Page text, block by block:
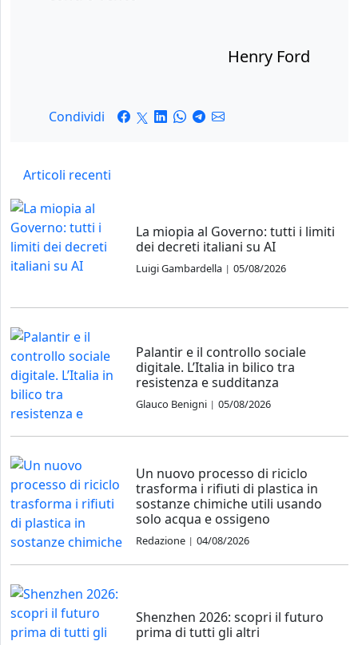
Henry Ford
Condividi
Articoli recenti
La miopia al Governo: tutti i limiti
dei decreti italiani su AI
Luigi Gambardella | 05/08/2026
Palantir e il controllo sociale
digitale. L’Italia in bilico tra
resistenza e sudditanza
Glauco Benigni | 05/08/2026
Un nuovo processo di riciclo
trasforma i rifiuti di plastica in
sostanze chimiche utili usando
solo acqua e ossigeno
Redazione | 04/08/2026
Shenzhen 2026: scopri il futuro
prima di tutti gli altri